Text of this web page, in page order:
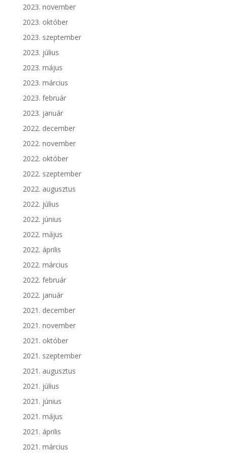
2023. november
2023. október
2023. szeptember
2023. július
2023. május
2023. március
2023. február
2023. január
2022. december
2022. november
2022. október
2022. szeptember
2022. augusztus
2022. július
2022. június
2022. május
2022. április
2022. március
2022. február
2022. január
2021. december
2021. november
2021. október
2021. szeptember
2021. augusztus
2021. július
2021. június
2021. május
2021. április
2021. március